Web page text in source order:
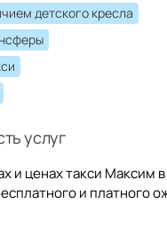
детского кресла
услуг
и ценах такси Максим
и платного